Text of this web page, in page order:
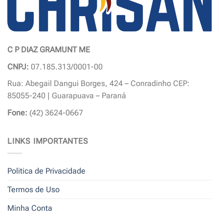
produto
C P DIAZ GRAMUNT ME
CNPJ: 07.185.313/0001-00
Rua: Abegail Dangui Borges, 424 – Conradinho CEP:
85055-240 | Guarapuava – Paraná
Fone: (42) 3624-0667
LINKS IMPORTANTES
Politica de Privacidade
Termos de Uso
Minha Conta